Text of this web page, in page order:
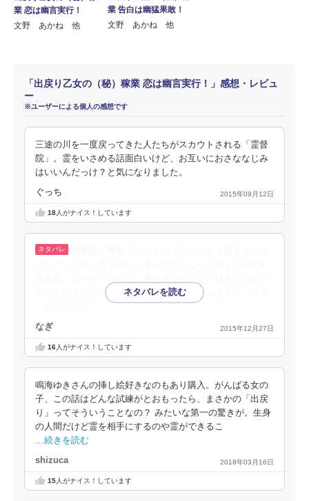
業 恋は幽言実行！
文野 あかね 他
業 告白は幽猛果敢！
文野 あかね 他
「出戻り乙女の（秘）稼業 恋は幽言実行！」感想・レビュ
ー
※ユーザーによる個人の感想です
三途の川を一度戻ってきた人たちがスカウトされる「霊督
院」。霊をいさめる話面白いけど、お互いにおさななじみ
はいいんだっけ？と気になりました。
ぐっち 2015年09月12日
18人がナイス！しています
思ったけどヒロインのことが気になってるっぽくて、？？
なぎ 2015年12月27日
16人がナイス！しています
鳴海ゆきさんの挿し絵好きなのもあり購入。がんばる女の
子、この話はどんな試練がとおもったら、まさかの「出戻
り」ってそういうことなの？ みたいな第一の驚きが。生身
の人間だけど霊を相手にするのや霊ができるこ
…続きを読む
shizuca 2018年03月16日
15人がナイス！しています